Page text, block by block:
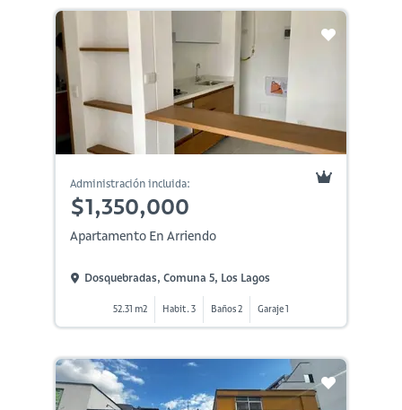
Administración incluida:
$1,350,000
Apartamento En Arriendo
Dosquebradas, Comuna 5, Los Lagos
52.31 m2 Habit. 3 Baños 2 Garaje 1